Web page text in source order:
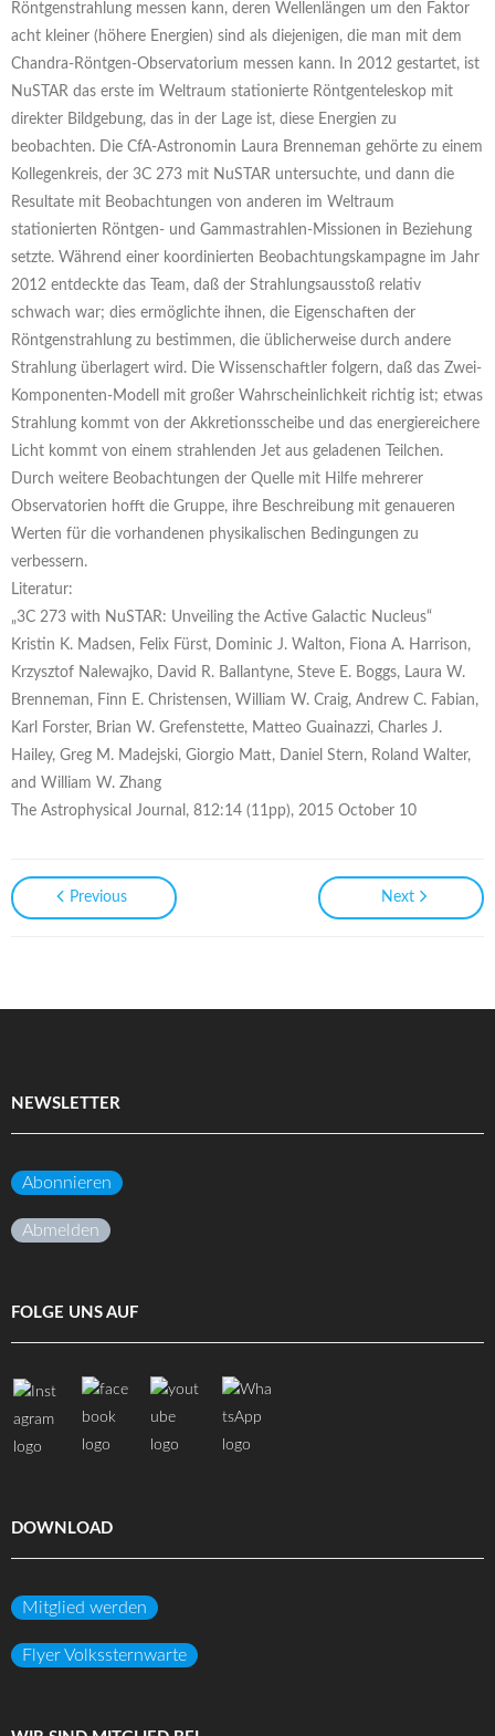
Röntgenstrahlung messen kann, deren Wellenlängen um den Faktor
acht kleiner (höhere Energien) sind als diejenigen, die man mit dem
Chandra-Röntgen-Observatorium messen kann. In 2012 gestartet, ist
NuSTAR das erste im Weltraum stationierte Röntgenteleskop mit
direkter Bildgebung, das in der Lage ist, diese Energien zu
beobachten. Die CfA-Astronomin Laura Brenneman gehörte zu einem
Kollegenkreis, der 3C 273 mit NuSTAR untersuchte, und dann die
Resultate mit Beobachtungen von anderen im Weltraum
stationierten Röntgen- und Gammastrahlen-Missionen in Beziehung
setzte. Während einer koordinierten Beobachtungskampagne im Jahr
2012 entdeckte das Team, daß der Strahlungsausstoß relativ
schwach war; dies ermöglichte ihnen, die Eigenschaften der
Röntgenstrahlung zu bestimmen, die üblicherweise durch andere
Strahlung überlagert wird. Die Wissenschaftler folgern, daß das Zwei-
Komponenten-Modell mit großer Wahrscheinlichkeit richtig ist; etwas
Strahlung kommt von der Akkretionsscheibe und das energiereichere
Licht kommt von einem strahlenden Jet aus geladenen Teilchen.
Durch weitere Beobachtungen der Quelle mit Hilfe mehrerer
Observatorien hofft die Gruppe, ihre Beschreibung mit genaueren
Werten für die vorhandenen physikalischen Bedingungen zu
verbessern.
Literatur:
„3C 273 with NuSTAR: Unveiling the Active Galactic Nucleus“
Kristin K. Madsen, Felix Fürst, Dominic J. Walton, Fiona A. Harrison,
Krzysztof Nalewajko, David R. Ballantyne, Steve E. Boggs, Laura W.
Brenneman, Finn E. Christensen, William W. Craig, Andrew C. Fabian,
Karl Forster, Brian W. Grefenstette, Matteo Guainazzi, Charles J.
Hailey, Greg M. Madejski, Giorgio Matt, Daniel Stern, Roland Walter,
and William W. Zhang
The Astrophysical Journal, 812:14 (11pp), 2015 October 10
Previous Next
NEWSLETTER
Abonnieren
Abmelden
FOLGE UNS AUF
DOWNLOAD
Mitglied werden
Flyer Volkssternwarte